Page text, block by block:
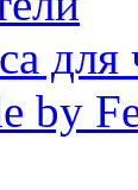
для
by